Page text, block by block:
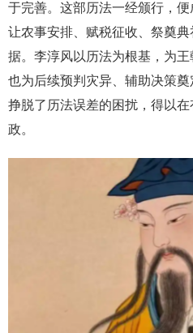
于完善。这部历法一经颁行，便
让农事安排、赋税征收、祭奠
据。李淳风以历法为根基，为王
也为后续预判灾异、辅助决策
挣脱了历法误差的困扰，得以
政。